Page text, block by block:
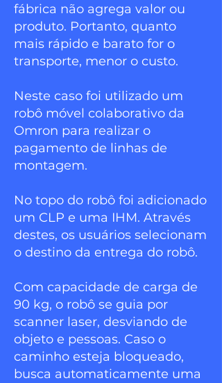
fábrica não agrega valor ou
produto. Portanto, quanto
mais rápido e barato for o
transporte, menor o custo.
Neste caso foi utilizado um
robô móvel colaborativo da
Omron para realizar o
pagamento de linhas de
montagem.
No topo do robô foi adicionado
um CLP e uma IHM. Através
destes, os usuários selecionam
o destino da entrega do robô.
Com capacidade de carga de
90 kg, o robô se guia por
scanner laser, desviando de
objeto e pessoas. Caso o
caminho esteja bloqueado,
busca automaticamente uma